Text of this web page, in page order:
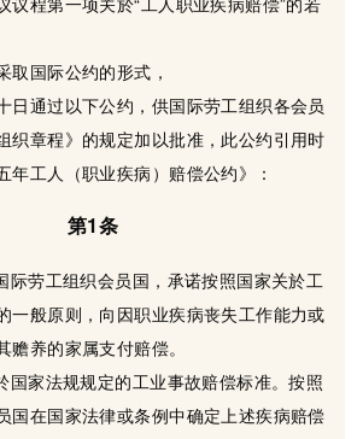
取国际公约的形式，
日通过以下公约，供国际劳工组织各会员
织章程》的规定加以批准，此公约引用时
年工人（职业疾病）赔偿公约》：
第1条
际劳工组织会员国，承诺按照国家关於工
一般原则，向因职业疾病丧失工作能力或
养的家属支付赔偿。
国家法规规定的工业事故赔偿标准。按照
国在国家法律或条例中确定上述疾病赔偿